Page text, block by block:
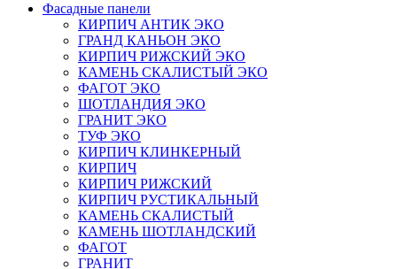
Фасадные панели
КИРПИЧ АНТИК ЭКО
ГРАНД КАНЬОН ЭКО
КИРПИЧ РИЖСКИЙ ЭКО
КАМЕНЬ СКАЛИСТЫЙ ЭКО
ФАГОТ ЭКО
ШОТЛАНДИЯ ЭКО
ГРАНИТ ЭКО
ТУФ ЭКО
КИРПИЧ КЛИНКЕРНЫЙ
КИРПИЧ
КИРПИЧ РИЖСКИЙ
КИРПИЧ РУСТИКАЛЬНЫЙ
КАМЕНЬ СКАЛИСТЫЙ
КАМЕНЬ ШОТЛАНДСКИЙ
ФАГОТ
ГРАНИТ